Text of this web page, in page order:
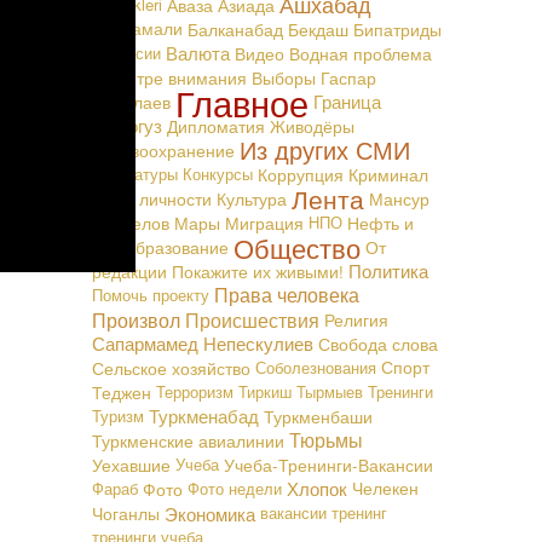
Байрамали Балканабад Бекдаш Бипатриды
Вакансии Валюта Видео Водная проблема
В центре внимания Выборы Гаспар
Маталаев Главное Граница
Дашогуз Дипломатия Живодёры
Здравоохранение Из других СМИ
Карикатуры Конкурсы Коррупция Криминал
Культ личности Культура Лента Мансур
Мингелов Мары Миграция НПО Нефть и
Образование Общество От
редакции Покажите их живыми! Политика
Помочь проекту Права человека
Произвол Происшествия Религия
Сапармамед Непескулиев Свобода слова
Сельское хозяйство Соболезнования Спорт
Теджен Терроризм Тиркиш Тырмыев Тренинги
Туризм Туркменабад Туркменбаши
Туркменские авиалинии Тюрьмы
Уехавшие Учеба Учеба-Тренинги-Вакансии
Фараб Фото Фото недели Хлопок Челекен
Чоганлы Экономика вакансии тренинг
тренинги учеба